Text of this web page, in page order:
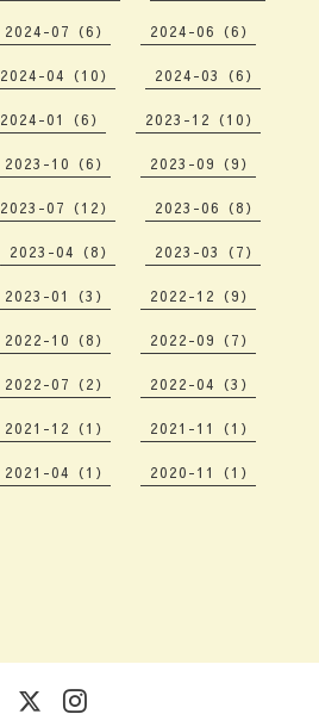
2024-07（6） 2024-06（6）
2024-04（10） 2024-03（6）
2024-01（6） 2023-12（10）
2023-10（6） 2023-09（9）
2023-07（12） 2023-06（8）
2023-04（8） 2023-03（7）
2023-01（3） 2022-12（9）
2022-10（8） 2022-09（7）
2022-07（2） 2022-04（3）
2021-12（1） 2021-11（1）
2021-04（1） 2020-11（1）